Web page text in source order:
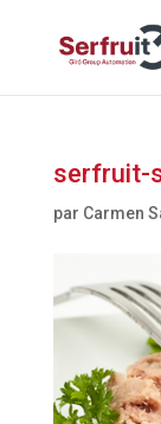
serfruit-
par Carmen